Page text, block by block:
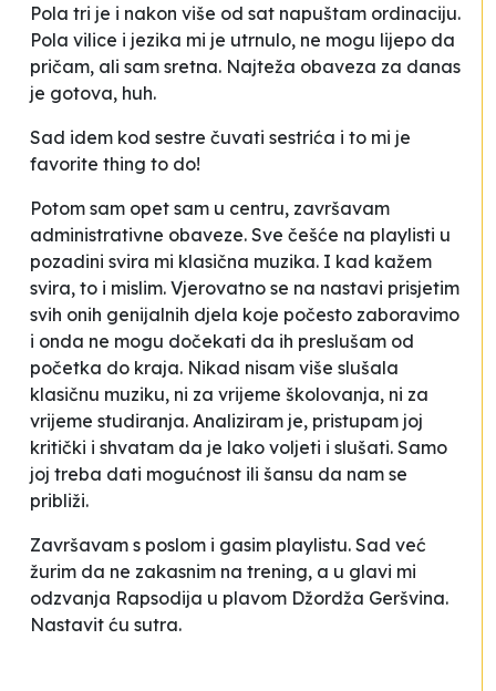
Pola tri je i nakon više od sat napuštam ordinaciju.
Pola vilice i jezika mi je utrnulo, ne mogu lijepo da
pričam, ali sam sretna. Najteža obaveza za danas
je gotova, huh.
Sad idem kod sestre čuvati sestrića i to mi je
favorite thing to do!
Potom sam opet sam u centru, završavam
administrativne obaveze. Sve češće na playlisti u
pozadini svira mi klasična muzika. I kad kažem
svira, to i mislim. Vjerovatno se na nastavi prisjetim
svih onih genijalnih djela koje počesto zaboravimo
i onda ne mogu dočekati da ih preslušam od
početka do kraja. Nikad nisam više slušala
klasičnu muziku, ni za vrijeme školovanja, ni za
vrijeme studiranja. Analiziram je, pristupam joj
kritički i shvatam da je lako voljeti i slušati. Samo
joj treba dati mogućnost ili šansu da nam se
približi.
Završavam s poslom i gasim playlistu. Sad već
žurim da ne zakasnim na trening, a u glavi mi
odzvanja Rapsodija u plavom Džordža Geršvina.
Nastavit ću sutra.